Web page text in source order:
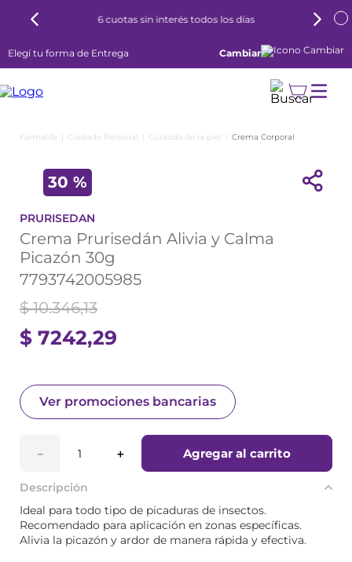
6 cuotas sin interés todos los días
Elegí tu forma de Entrega Cambiar
Cuidado Personal Cuidado de la piel Crema Corporal
30 %
PRURISEDAN
Crema Prurisedán Alivia y Calma
Picazón 30g
7793742005985
$ 7242,29
$ 10.346,13
Ver promociones bancarias
＋
－ Agregar al carrito
Descripción
Ideal para todo tipo de picaduras de insectos.
Recomendado para aplicación en zonas específicas.
Alivia la picazón y ardor de manera rápida y efectiva.